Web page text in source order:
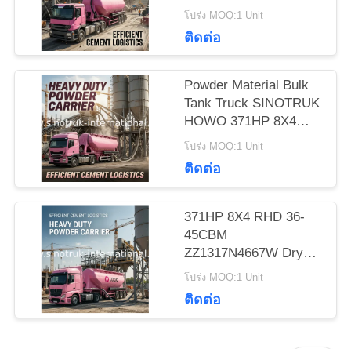
แผนผัง
เว็บไซต์
นโยบาย
ความ
เป็น
45CBM
โปร่ง MOQ:1 Unit
ติดต่อ
Powder Material Bulk
Tank Truck SINOTRUK
HOWO 371HP 8X4
RHD 36-45CBM
โปร่ง MOQ:1 Unit
ติดต่อ
371HP 8X4 RHD 36-
45CBM
ZZ1317N4667W Dry
Bulk Truck For Powder
โปร่ง MOQ:1 Unit
ติดต่อ